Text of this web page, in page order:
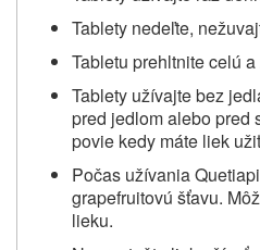
Tablety nedeľte,
Tabletu prehltnite celú
Tablety užívajte bez
pred jedlomalebo pred
povie kedy máte liek
Počas užívania
grapefruitovú šťavu.
lieku.